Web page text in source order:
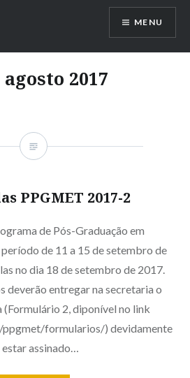
MENU
agosto 2017
PPGMET 2017-2
de Pós-Graduação em
de 11 a 15 de setembro de
no dia 18 de setembro de 2017.
deverão entregar na secretaria o
2, diponível no link
formularios/) devidamente
assinado…